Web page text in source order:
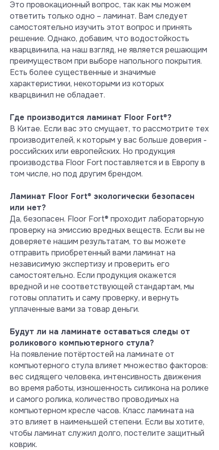
Это провокационный вопрос, так как мы можем
ответить только одно – ламинат. Вам следует
самостоятельно изучить этот вопрос и принять
решение. Однако, добавим, что водостойкость
кварцвинила, на наш взгляд, не является решающим
преимуществом при выборе напольного покрытия.
Есть более существенные и значимые
характеристики, некоторыми из которых
кварцвинил не обладает.
Где производится ламинат Floor Fort®?
В Китае. Если вас это смущает, то рассмотрите тех
производителей, к которым у вас больше доверия -
российских или европейских. Но продукция
производства Floor Fort поставляется и в Европу в
том числе, но под другим брендом.
Ламинат Floor Fort® экологически безопасен
или нет?
Да, безопасен. Floor Fort® проходит лабораторную
проверку на эмиссию вредных веществ. Если вы не
доверяете нашим результатам, то вы можете
отправить приобретенный вами ламинат на
независимую экспертизу и проверить его
самостоятельно. Если продукция окажется
вредной и не соответствующей стандартам, мы
готовы оплатить и саму проверку, и вернуть
уплаченные вами за товар деньги.
Будут ли на ламинате оставаться следы от
роликового компьютерного стула?
На появление потёртостей на ламинате от
компьютерного стула влияет множество факторов:
вес сидящего человека, интенсивность движения
во время работы, изношенность силикона на ролике
и самого ролика, количество проводимых на
компьютерном кресле часов. Класс ламината на
это влияет в наименьшей степени. Если вы хотите,
чтобы ламинат служил долго, постелите защитный
коврик.
ламинате Floor Fort менее 0,05 мг/
м3 (лимит порога обнаружения по
методу EN 717-1:2002), поэтому в
результатах испытаний имеется
обозначение ND – not detected –
не обнаружен.
Посмотреть сертификат
Тест на выделение вредных
летучих веществ при +23° С и
влажности 50 %
Ламинат Floor Fort показывает
превосходные результаты и
абсолютную безопасность при
эксплуатации в обычных жилых
условиях.